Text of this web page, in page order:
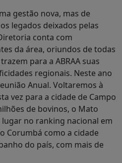
gestão nova, mas de
legados deixados pelas
conta com
da área, oriundos de todas
para a ABRAA suas
regionais. Neste ano
Anual. Voltaremos à
vez para a cidade de Campo
de bovinos, o Mato
lugar no ranking nacional em
Corumbá como a cidade
do país, com mais de